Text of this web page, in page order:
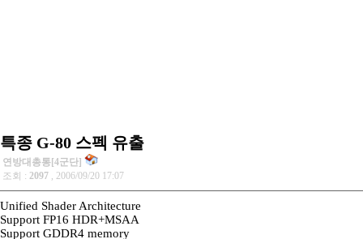
특종 G-80 스펙 유출
연방대총통[4군단]
조회 : 2097 , 2006/09/20 17:07
Unified Shader Architecture
Support FP16 HDR+MSAA
Support GDDR4 memory